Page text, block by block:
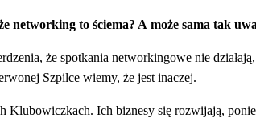
że networking to ściema? A może sama tak
że spotkania networkingowe nie
Szpilce wiemy, że jest inaczej.
Klubowiczkach. Ich biznesy się rozwijają,